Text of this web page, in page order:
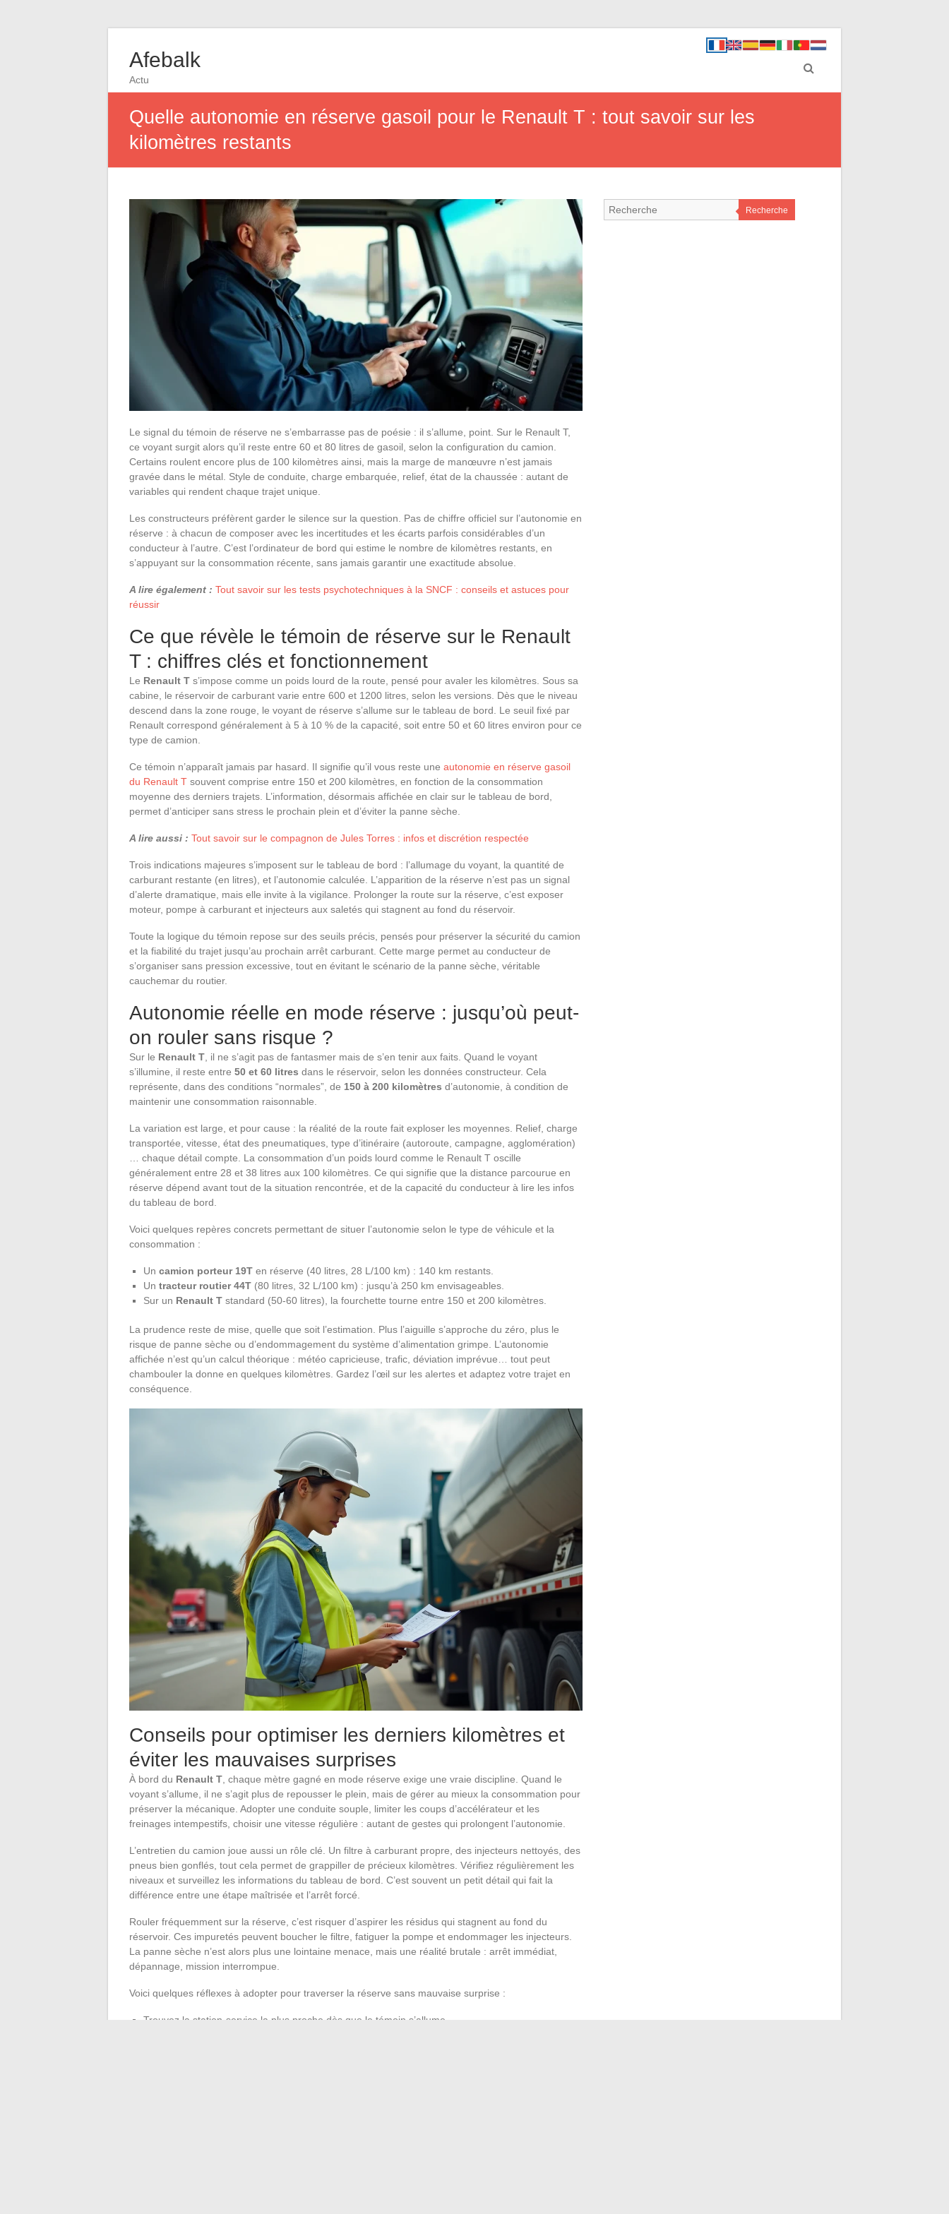
Afebalk
Actu
Quelle autonomie en réserve gasoil pour le Renault T : tout savoir sur les
kilomètres restants
Le signal du témoin de réserve ne s’embarrasse pas de poésie : il s’allume, point. Sur le Renault T,
ce voyant surgit alors qu’il reste entre 60 et 80 litres de gasoil, selon la configuration du camion.
Certains roulent encore plus de 100 kilomètres ainsi, mais la marge de manœuvre n’est jamais
gravée dans le métal. Style de conduite, charge embarquée, relief, état de la chaussée : autant de
variables qui rendent chaque trajet unique.
Les constructeurs préfèrent garder le silence sur la question. Pas de chiffre officiel sur l’autonomie en
réserve : à chacun de composer avec les incertitudes et les écarts parfois considérables d’un
conducteur à l’autre. C’est l’ordinateur de bord qui estime le nombre de kilomètres restants, en
s’appuyant sur la consommation récente, sans jamais garantir une exactitude absolue.
A lire également : Tout savoir sur les tests psychotechniques à la SNCF : conseils et astuces pour
réussir
Ce que révèle le témoin de réserve sur le Renault
T : chiffres clés et fonctionnement
Le Renault T s’impose comme un poids lourd de la route, pensé pour avaler les kilomètres. Sous sa
cabine, le réservoir de carburant varie entre 600 et 1200 litres, selon les versions. Dès que le niveau
descend dans la zone rouge, le voyant de réserve s’allume sur le tableau de bord. Le seuil fixé par
Renault correspond généralement à 5 à 10 % de la capacité, soit entre 50 et 60 litres environ pour ce
type de camion.
Ce témoin n’apparaît jamais par hasard. Il signifie qu’il vous reste une autonomie en réserve gasoil
du Renault T souvent comprise entre 150 et 200 kilomètres, en fonction de la consommation
moyenne des derniers trajets. L’information, désormais affichée en clair sur le tableau de bord,
permet d’anticiper sans stress le prochain plein et d’éviter la panne sèche.
A lire aussi : Tout savoir sur le compagnon de Jules Torres : infos et discrétion respectée
Trois indications majeures s’imposent sur le tableau de bord : l’allumage du voyant, la quantité de
carburant restante (en litres), et l’autonomie calculée. L’apparition de la réserve n’est pas un signal
d’alerte dramatique, mais elle invite à la vigilance. Prolonger la route sur la réserve, c’est exposer
moteur, pompe à carburant et injecteurs aux saletés qui stagnent au fond du réservoir.
Toute la logique du témoin repose sur des seuils précis, pensés pour préserver la sécurité du camion
et la fiabilité du trajet jusqu’au prochain arrêt carburant. Cette marge permet au conducteur de
s’organiser sans pression excessive, tout en évitant le scénario de la panne sèche, véritable
cauchemar du routier.
Autonomie réelle en mode réserve : jusqu’où peut-
on rouler sans risque ?
Sur le Renault T , il ne s’agit pas de fantasmer mais de s’en tenir aux faits. Quand le voyant
s’illumine, il reste entre 50 et 60 litres dans le réservoir, selon les données constructeur. Cela
représente, dans des conditions “normales”, de 150 à 200 kilomètres d’autonomie, à condition de
maintenir une consommation raisonnable.
La variation est large, et pour cause : la réalité de la route fait exploser les moyennes. Relief, charge
transportée, vitesse, état des pneumatiques, type d’itinéraire (autoroute, campagne, agglomération)
… chaque détail compte. La consommation d’un poids lourd comme le Renault T oscille
généralement entre 28 et 38 litres aux 100 kilomètres. Ce qui signifie que la distance parcourue en
réserve dépend avant tout de la situation rencontrée, et de la capacité du conducteur à lire les infos
du tableau de bord.
Voici quelques repères concrets permettant de situer l’autonomie selon le type de véhicule et la
consommation :
Un camion porteur 19T en réserve (40 litres, 28 L/100 km) : 140 km restants.
Un tracteur routier 44T (80 litres, 32 L/100 km) : jusqu’à 250 km envisageables.
Sur un Renault T standard (50-60 litres), la fourchette tourne entre 150 et 200 kilomètres.
La prudence reste de mise, quelle que soit l’estimation. Plus l’aiguille s’approche du zéro, plus le
risque de panne sèche ou d’endommagement du système d’alimentation grimpe. L’autonomie
affichée n’est qu’un calcul théorique : météo capricieuse, trafic, déviation imprévue… tout peut
chambouler la donne en quelques kilomètres. Gardez l’œil sur les alertes et adaptez votre trajet en
conséquence.
Conseils pour optimiser les derniers kilomètres et
éviter les mauvaises surprises
À bord du Renault T , chaque mètre gagné en mode réserve exige une vraie discipline. Quand le
voyant s’allume, il ne s’agit plus de repousser le plein, mais de gérer au mieux la consommation pour
préserver la mécanique. Adopter une conduite souple, limiter les coups d’accélérateur et les
freinages intempestifs, choisir une vitesse régulière : autant de gestes qui prolongent l’autonomie.
L’entretien du camion joue aussi un rôle clé. Un filtre à carburant propre, des injecteurs nettoyés, des
pneus bien gonflés, tout cela permet de grappiller de précieux kilomètres. Vérifiez régulièrement les
niveaux et surveillez les informations du tableau de bord. C’est souvent un petit détail qui fait la
différence entre une étape maîtrisée et l’arrêt forcé.
Rouler fréquemment sur la réserve, c’est risquer d’aspirer les résidus qui stagnent au fond du
réservoir. Ces impuretés peuvent boucher le filtre, fatiguer la pompe et endommager les injecteurs.
La panne sèche n’est alors plus une lointaine menace, mais une réalité brutale : arrêt immédiat,
dépannage, mission interrompue.
Voici quelques réflexes à adopter pour traverser la réserve sans mauvaise surprise :
Trouvez la station-service la plus proche dès que le témoin s’allume.
Recherche